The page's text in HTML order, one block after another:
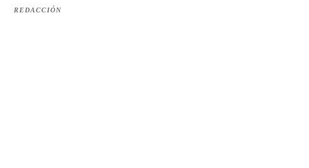
REDACCIÓN